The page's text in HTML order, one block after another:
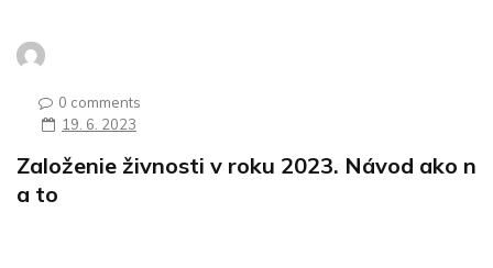
0 comments
19. 6. 2023
Založenie živnosti v roku 2023. Návod ako n
a to